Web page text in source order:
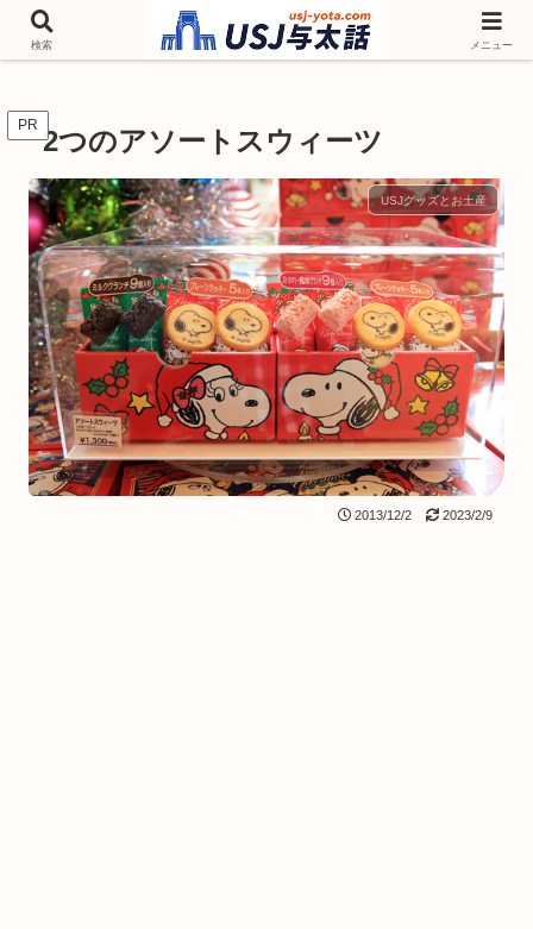
チケットやシーズンイベント ニンテンドーワールド アトラクションなどユニ
バを歩いて情報収集しています
PR 2つのアソートスウィーツ
USJグッズとお土産
2013/12/2 2023/2/9
検索 メニュー